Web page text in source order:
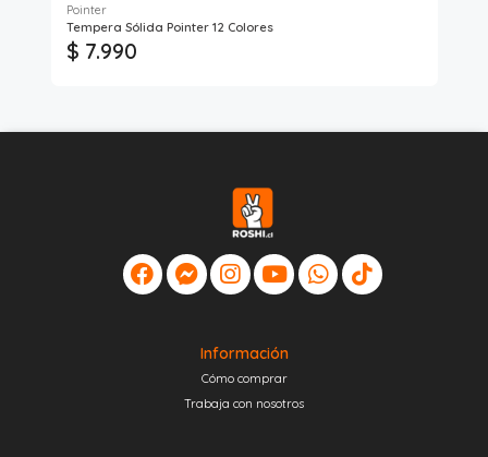
Pointer
Tempera Sólida Pointer 12 Colores
$ 7.990
Información
Cómo comprar
Trabaja con nosotros